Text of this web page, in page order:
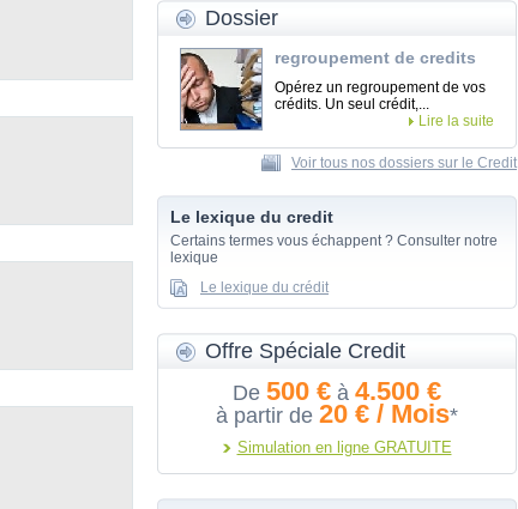
Dossier
regroupement de credits
Opérez un regroupement de vos
crédits. Un seul crédit,...
Lire la suite
Voir tous nos dossiers sur le Credit
Le lexique du credit
Certains termes vous échappent ? Consulter notre
lexique
Le lexique du crédit
Offre Spéciale Credit
De 500 € à 4.500 €
à partir de 20 € / Mois*
Simulation en ligne GRATUITE